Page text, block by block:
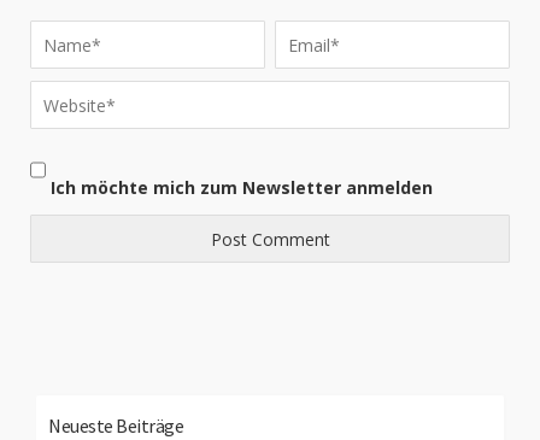
Ich möchte mich zum Newsletter anmelden
Neueste Beiträge